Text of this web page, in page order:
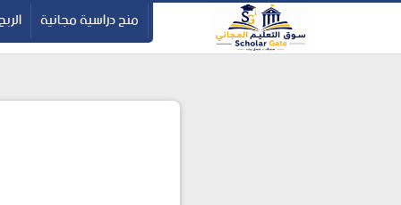
--> منح دراسية مجانية